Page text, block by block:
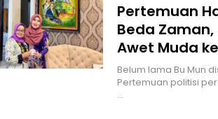
Pertemuan
Beda Zaman,
Awet Muda
Belum lama Bu Mun
Pertemuan politisi
…